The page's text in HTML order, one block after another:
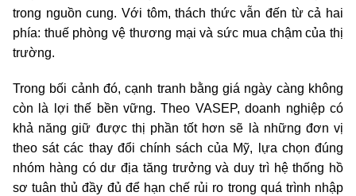
trong nguồn cung. Với tôm, thách thức vẫn đến từ cả hai
phía: thuế phòng vệ thương mại và sức mua chậm của thị
trường.
Trong bối cảnh đó, cạnh tranh bằng giá ngày càng không
còn là lợi thế bền vững. Theo VASEP, doanh nghiệp có
khả năng giữ được thị phần tốt hơn sẽ là những đơn vị
theo sát các thay đổi chính sách của Mỹ, lựa chọn đúng
nhóm hàng có dư địa tăng trưởng và duy trì hệ thống hồ
sơ tuân thủ đầy đủ để hạn chế rủi ro trong quá trình nhập